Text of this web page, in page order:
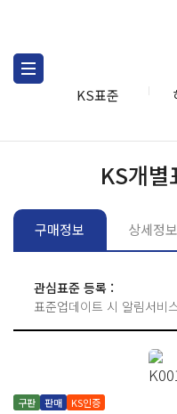
KS표준
KS개
구매정보 상세정보
관심표준 등록 :
표준업데이트 시 알림서비
구판 판매 KS인증